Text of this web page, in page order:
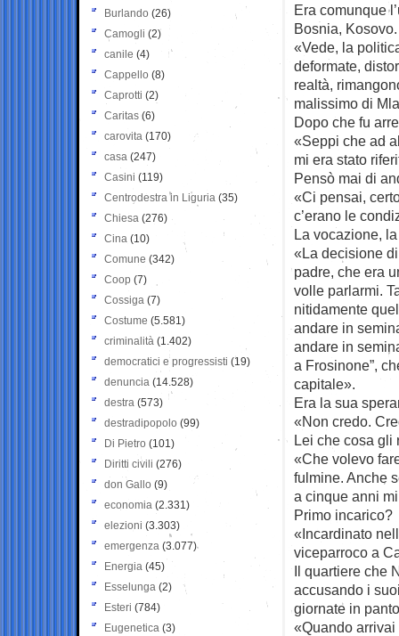
Era comunque
Bosnia, Kosovo.
«Vede, la
deformate,
realtà,
malissimo di
Dopo che fu
«Seppi che ad
mi era stato
Pensò mai di
«Ci pensai,
c’erano le
La vocazione,
«La decisione
padre, che era
volle parlarmi.
nitidamente
andare in
andare in
a Frosinone”,
capitale».
Era la sua
«Non credo.
Lei che cosa gli
«Che volevo
fulmine. Anche
a cinque anni
Primo incarico?
«Incardinato
viceparroco a
Il quartiere che
accusando i
giornate in
«Quando
Burlando (26)
Camogli (2)
canile (4)
Cappello (8)
Caprotti (2)
Caritas (6)
carovita (170)
casa (247)
Casini (119)
Centrodestra in Liguria (35)
Chiesa (276)
Cina (10)
Comune (342)
Coop (7)
Cossiga (7)
Costume (5.581)
criminalità (1.402)
democratici e progressisti (19)
denuncia (14.528)
destra (573)
destradipopolo (99)
Di Pietro (101)
Diritti civili (276)
don Gallo (9)
economia (2.331)
elezioni (3.303)
emergenza (3.077)
Energia (45)
Esselunga (2)
Esteri (784)
Eugenetica (3)